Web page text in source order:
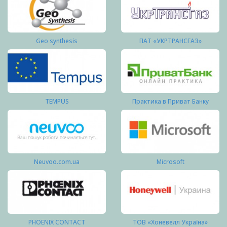
Geo synthesis ПАТ «УКРТРАНСГАЗ»
TEMPUS Практика в Приват Банку
Neuvoo.com.ua Microsoft
PHOENIX CONTACT ТОВ «Хоневелл Україна»